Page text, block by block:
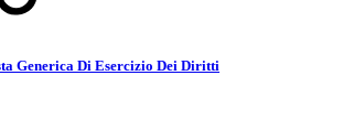
Generica Di Esercizio Dei Diritti